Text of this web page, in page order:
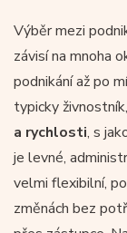
Výběr mezi
závisí na mnoha
podnikání až po
typicky
a rychlosti, s
je levné,
velmi flexibilní,
změnách bez